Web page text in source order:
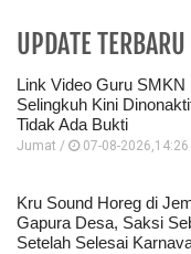
UPDATE TERBARU
Link Video Guru
Selingkuh Kini
Tidak Ada Bukti
Jumat / 07-08-2026,14:26
Kru Sound Horeg di
Gapura Desa, Saksi
Setelah Selesai